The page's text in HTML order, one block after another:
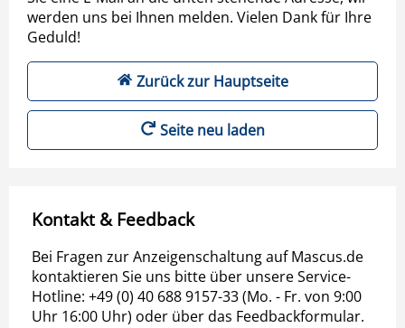
werden uns bei Ihnen melden. Vielen Dank für Ihre
Geduld!
Zurück zur Hauptseite
Seite neu laden
Kontakt & Feedback
Bei Fragen zur Anzeigenschaltung auf Mascus.de
kontaktieren Sie uns bitte über unsere Service-
Hotline: +49 (0) 40 688 9157-33 (Mo. - Fr. von 9:00
Uhr 16:00 Uhr) oder über das Feedbackformular.